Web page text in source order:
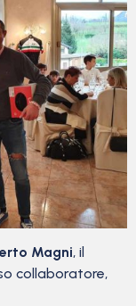
Magni, il
collaboratore,